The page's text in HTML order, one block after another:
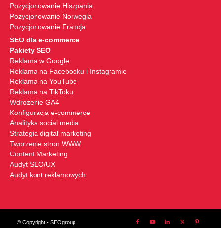
Pozycjonowanie Hiszpania
Pozycjonowanie Norwegia
Pozycjonowanie Francja
SEO dla e-commerce
Pakiety SEO
Reklama w Google
Reklama na Facebooku i Instagramie
Reklama na YouTube
Reklama na TikToku
Wdrożenie GA4
Konfiguracja e-commerce
Analityka social media
Strategia digital marketing
Tworzenie stron WWW
Content Marketing
Audyt SEO/UX
Audyt kont reklamowych
© Copyright - SEOgroup